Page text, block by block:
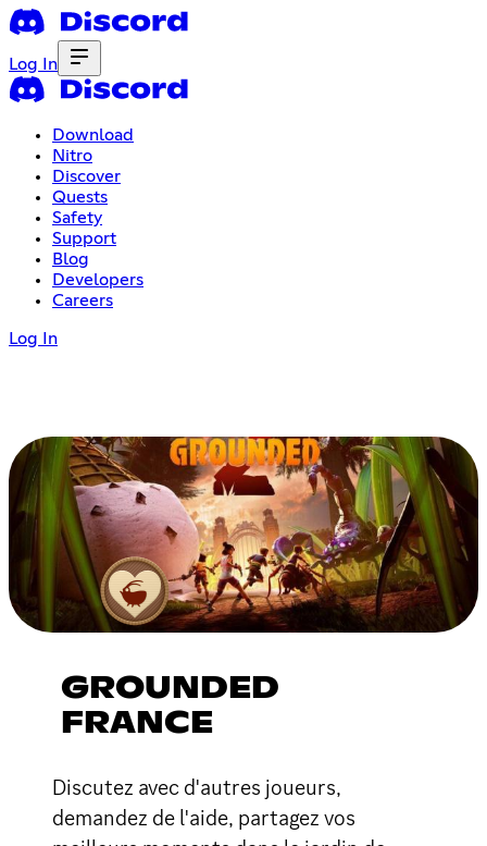
Log In
Download
Nitro
Discover
Quests
Safety
Support
Blog
Developers
Careers
Log In
GROUNDED
FRANCE
Discutez avec d'autres joueurs,
demandez de l'aide, partagez vos